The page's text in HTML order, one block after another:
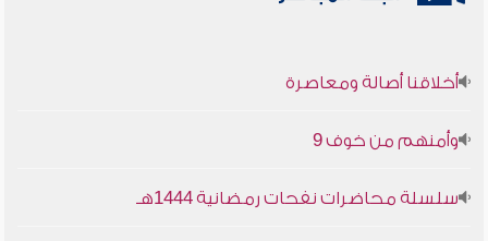
أخلاقنا أصالة ومعاصرة
وأمنهم من خوف 9
سلسلة محاضرات نفحات رمضانية 1444هـ